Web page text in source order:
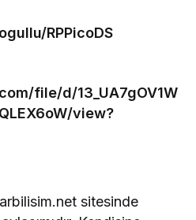
RPPicoDS
file/d/13_UA7gOV1W
view?
sitesinde